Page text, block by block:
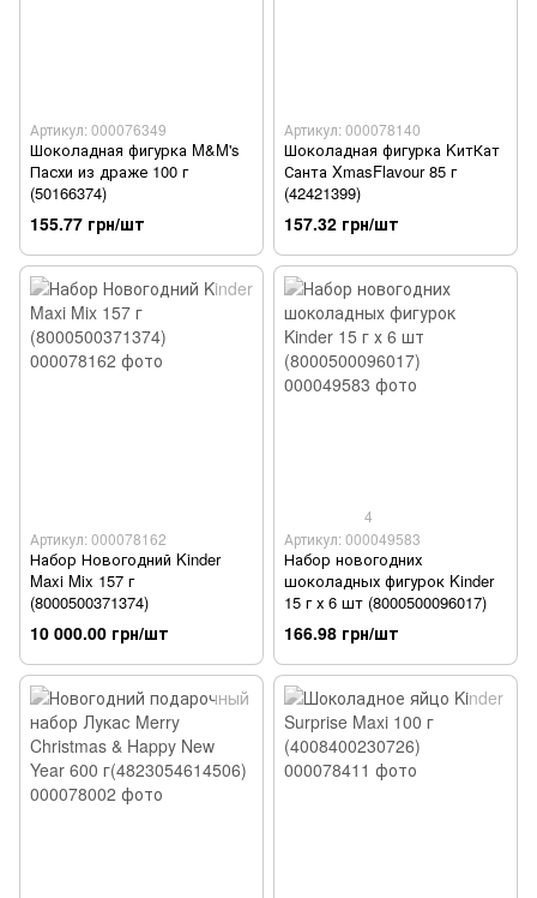
Артикул: 000076349
Шоколадная фигурка M&M's
Пасхи из драже 100 г
(50166374)
155.77 грн/шт
Артикул: 000078140
Шоколадная фигурка KитКат
Санта XmasFlavour 85 г
(42421399)
157.32 грн/шт
Артикул: 000078162
Набор Новогодний Kinder
Maxi Mix 157 г
(8000500371374)
10 000.00 грн/шт
4
Артикул: 000049583
Набор новогодних
шоколадных фигурок Kinder
15 г х 6 шт (8000500096017)
166.98 грн/шт